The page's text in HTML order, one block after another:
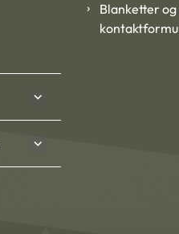
Blanketter og